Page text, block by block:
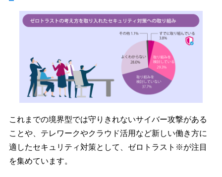
これまでの境界型では守りきれないサイバー攻撃がある
ことや、テレワークやクラウド活用など新しい働き方に
適したセキュリティ対策として、ゼロトラスト※が注目
を集めています。